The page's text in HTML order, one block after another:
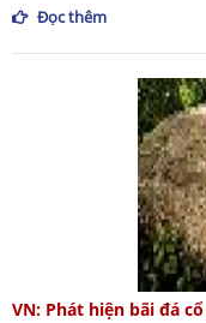
Đọc thêm
VN: Phát hiện bãi đá